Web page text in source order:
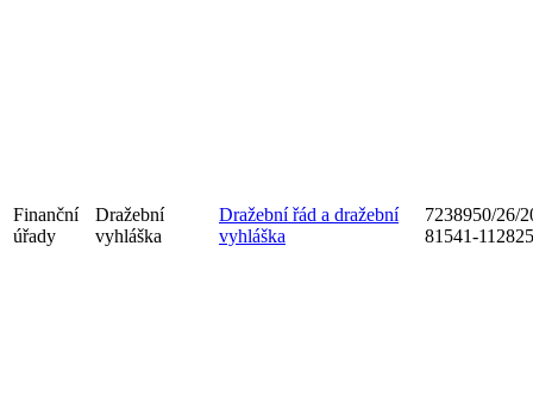
Finanční
úřady
Dražební
vyhláška
Dražební řád a dražební
vyhláška
7238950/26/
81541-112825